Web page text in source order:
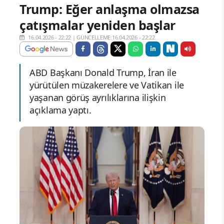
Trump: Eğer anlaşma olmazsa
çatışmalar yeniden başlar
16.04.2026 - 22:22 |GÜNCELLEME:16.04.2026 - 22:22
ABD Başkanı Donald Trump, İran ile
yürütülen müzakerelere ve Vatikan ile
yaşanan görüş ayrılıklarına ilişkin
açıklama yaptı.